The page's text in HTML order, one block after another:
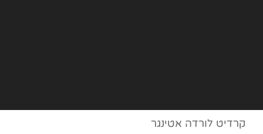
קרדיט לורדה אטינגר